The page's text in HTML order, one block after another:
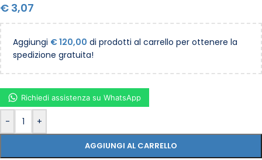
€ 3,07
Aggiungi €120,00 di prodotti al carrello per ottenere la
spedizione gratuita!
- +
AGGIUNGI AL CARRELLO
Richiedi assistenza su WhatsApp